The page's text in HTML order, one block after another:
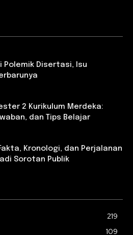
Polemik Disertasi, Isu
2 Kurikulum Merdeka:
dan Tips Belajar
Kronologi, dan Perjalanan
Sorotan Publik
219
109